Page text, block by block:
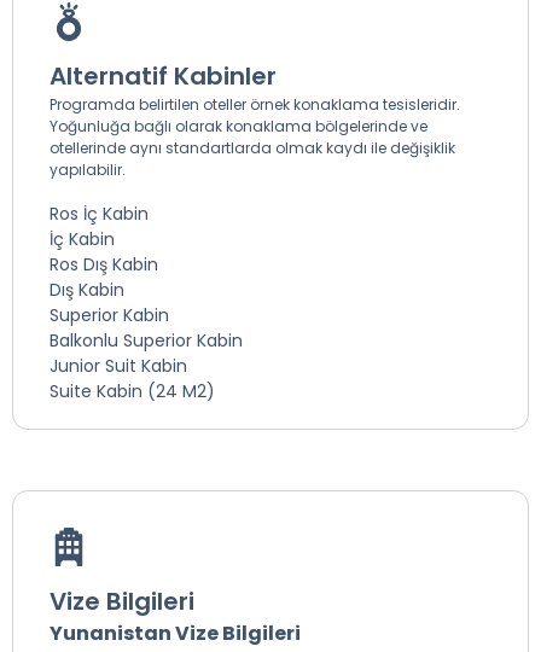
Alternatif Kabinler
Programda belirtilen oteller örnek konaklama tesisleridir.
Yoğunluğa bağlı olarak konaklama bölgelerinde ve
otellerinde aynı standartlarda olmak kaydı ile değişiklik
yapılabilir.
Ros İç Kabin
İç Kabin
Ros Dış Kabin
Dış Kabin
Superior Kabin
Balkonlu Superior Kabin
Junior Suit Kabin
Suite Kabin (24 M2)
Vize Bilgileri
Yunanistan Vize Bilgileri